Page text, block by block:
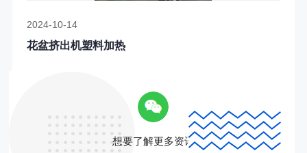
2024-10-14
花盆挤出机塑料加热
想要了解更多资讯